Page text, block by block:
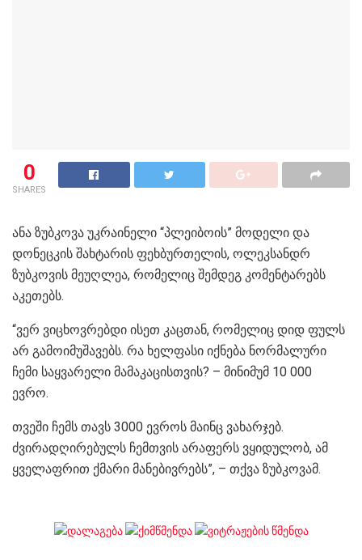
0
SHARES
ანა ზუბკოვა უკრაინელი “პლეიბოის” მოდელი და
დონეცკის შახტარის ფეხბურთელის, ოლეკსანდრ
ზუბკოვის მეუღლეა, რომელიც შემდეგ კომენტარებს
აკეთებს.
“ვერ ვიცხოვრებდი ისეთ კაცთან, რომელიც დიდ ფულს
არ გამოიმუშავებს. რა ხელფასი იქნება ნორმალური
ჩემი საყვარელი მამაკაცისთვის? – მინიმუმ 10 000
ევრო.
თვეში ჩემს თავს 3000 ევროს მაინც ვახარჯებ.
ძვირადღირებულს ჩემთვის არაფერს ვყიდულობ, ამ
ყველაფრით ქმარი მანებივრებს”, – თქვა ზუბკოვამ.